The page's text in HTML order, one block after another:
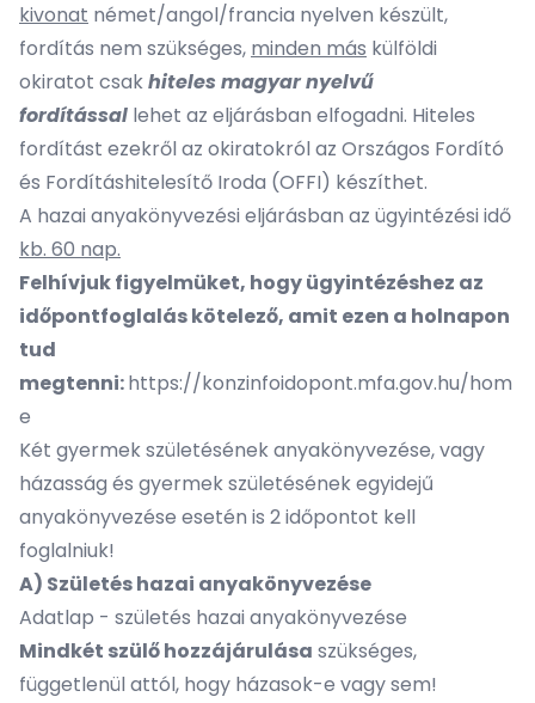
kivonat német/angol/francia nyelven készült,
fordítás nem szükséges, minden más külföldi
okiratot csakhiteles magyar nyelvű
fordítással lehet az eljárásban elfogadni. Hiteles
fordítást ezekről az okiratokról az Országos Fordító
és Fordításhitelesítő Iroda (OFFI) készíthet.
A hazai anyakönyvezési eljárásban az ügyintézési idő
kb. 60 nap.
Felhívjuk figyelmüket, hogy ügyintézéshez az
időpontfoglalás kötelező, amit ezen a holnapon
tud
megtenni:https://konzinfoidopont.mfa.gov.hu/hom
e
Két gyermek születésének anyakönyvezése, vagy
házasság és gyermek születésének egyidejű
anyakönyvezése esetén is 2 időpontot kell
foglalniuk!
A) Születés hazai anyakönyvezése
Adatlap - születés hazai anyakönyvezése
Mindkét szülő hozzájárulása szükséges,
függetlenül attól, hogy házasok-e vagy sem!